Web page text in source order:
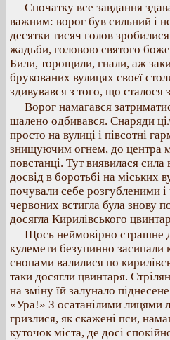
Спочатку все завдання
важним: ворог був сильний і
десятки тисяч голов
жадьби, головою святого
Били, торощили, гнали, аж
брукованих вулицях своєї
здивувався з того, що сталося
Ворог намагався
шалено одбивався. Снаряди
просто на вулиці і півсотні
знищуючим огнем, до центра
повстанці. Тут виявилася
досвід в боротьбі на міських
почували себе розгубленими
червоних встигла була знову
досягла Кирилівського
Щось неймовірно страшне
кулемети безупинно засипали
снопами валилися по
таки досягли цвинтаря.
на зміну їй залунало
«Ура!» З осатанілими лицями
гризлися, як скажені пси,
куточок міста, де досі